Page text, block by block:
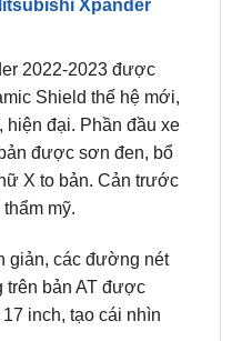
2022-2023 được
Shield thế hệ mới,
đại. Phần đầu xe
được sơn đen, bổ
X to bản. Cản trước
mỹ.
giản, các đường nét
inch, tạo cái nhìn
với cụm đèn hậu